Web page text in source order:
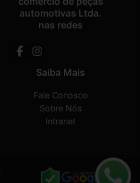
automotivas Ltda.
nas redes
Saiba Mais
Fale Conosco
Sobre Nós
Intranet